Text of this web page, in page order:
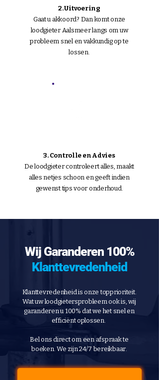
2. Uitvoering
Gaat u akkoord? Dan komt onze
loodgieter Aalsmeerlangs om uw
probleem snel en vakkundig op te
lossen.
3. Controlle en Advies
De loodgieter controleert alles, maakt
alles netjes schoon en geeft indien
gewenst tips voor onderhoud.
Wij Garanderen 100%
Klanttevredenheid
Klanttevredenheid is onze topprioriteit.
Wat uw loodgietersprobleem ook is, wij
garanderen u 100% dat we het snel en
efficiënt oplossen.
Bel ons direct om een afspraak te
boeken. We zijn 24/7 bereikbaar.